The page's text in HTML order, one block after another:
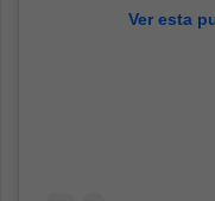
Ver esta